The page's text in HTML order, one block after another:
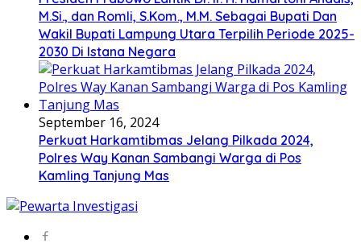
M.Si., dan Romli, S.Kom., M.M. Sebagai Bupati Dan
Wakil Bupati Lampung Utara Terpilih Periode 2025-
2030 Di Istana Negara
September 16, 2024
Perkuat Harkamtibmas Jelang Pilkada 2024,
Polres Way Kanan Sambangi Warga di Pos
Kamling Tanjung Mas